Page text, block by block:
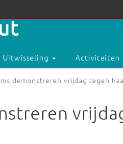
Uitwisseling Activiteiten
demonstreren vrijdag tegen